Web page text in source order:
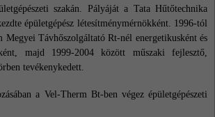
szakán. Pályáját a Tata Hűtőtechnika
épületgépész létesítménymérnökként. 1996-tól
Megyei Távhőszolgáltató Rt-nél energetikusként és
majd 1999-2004 között műszaki fejlesztő,
tevékenykedett.
a Vel-Therm Bt-ben végez épületgépészeti